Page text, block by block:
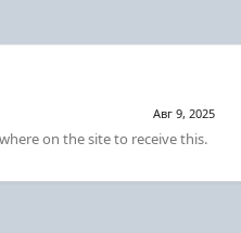
Авг 9, 2025
on the site to receive this.